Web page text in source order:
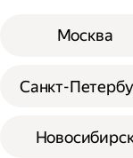
Москва
Санкт-